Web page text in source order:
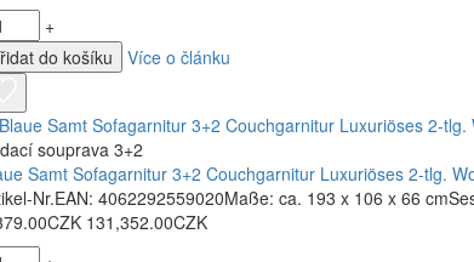
+
do košíku
Více o článku
souprava 3+2
Samt Sofagarnitur 3+2 Couchgarnitur Luxuriöses 2-tlg.
Nr.EAN: 4062292559020Maße: ca. 193 x 106 x 66
131,352.00CZK